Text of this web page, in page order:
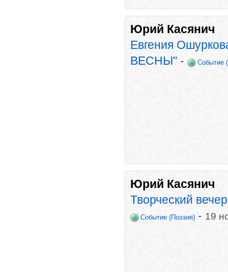
Юрий Касянич
Евгения
ВЕСНЫ" - Событие
Юрий Касянич
Творческий
Событие (Поэзия) - 19